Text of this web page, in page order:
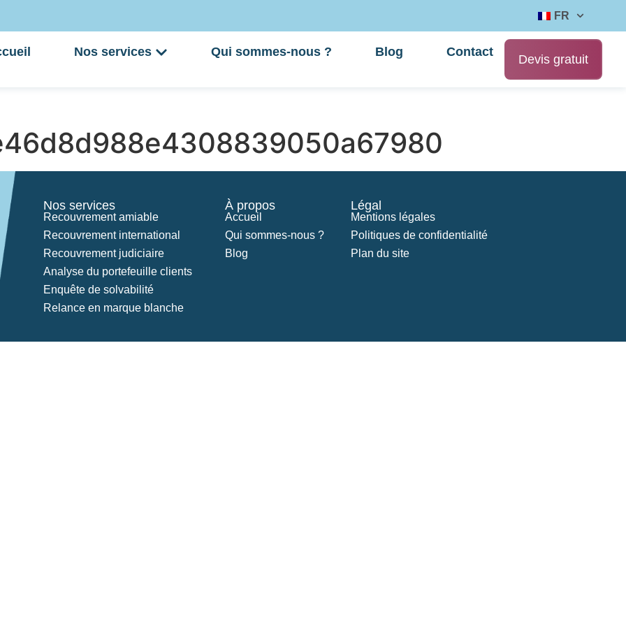
FR
Nos services Qui sommes-nous ? Blog Contact
Devis gratuit
Nos services
Recouvrement amiable
Recouvrement international
Recouvrement judiciaire
Analyse du portefeuille clients
Enquête de solvabilité
Relance en marque blanche
À propos
Accueil
Qui sommes-nous ?
Blog
Légal
Mentions légales
Politiques de confidentialité
Plan du site